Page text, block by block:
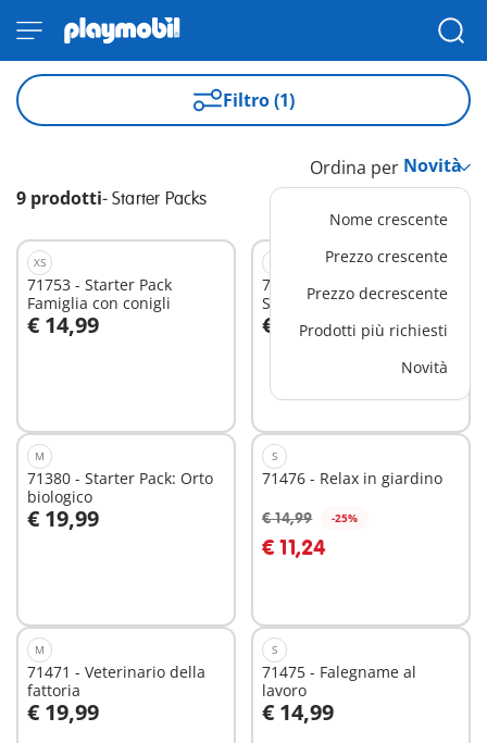
Filtro (1)
9 prodotti- Starter Packs
Ordina per
Nome crescente
Prezzo crescente
Prezzo decrescente
Prodotti più richiesti
Novità
XS
71753 - Starter Pack
Famiglia con conigli
€ 14,99
Aggiungi al carrello
71257 - Starter Pack
Soccorso in Segway
€ 14,99
Aggiungi al carrello
M
71380 - Starter Pack: Orto
biologico
€ 19,99
Aggiungi al carrello
S
71476 - Relax in giardino
€ 14,99 -25%
€ 11,24
Aggiungi al carrello
M
71471 - Veterinario della
fattoria
€ 19,99
Aggiungi al carrello
S
71475 - Falegname al
lavoro
€ 14,99
Aggiungi al carrello